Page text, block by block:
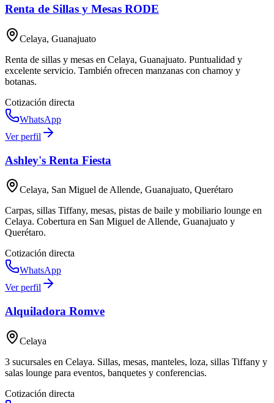
Renta de Sillas y Mesas RODE
Celaya, Guanajuato
Renta de sillas y mesas en Celaya, Guanajuato. Puntualidad y
excelente servicio. También ofrecen manzanas con chamoy y
botanas.
Cotización directa
WhatsApp
Ver perfil
Ashley's Renta Fiesta
Celaya, San Miguel de Allende, Guanajuato, Querétaro
Carpas, sillas Tiffany, mesas, pistas de baile y mobiliario lounge en
Celaya. Cobertura en San Miguel de Allende, Guanajuato y
Querétaro.
Cotización directa
WhatsApp
Ver perfil
Alquiladora Romve
Celaya
3 sucursales en Celaya. Sillas, mesas, manteles, loza, sillas Tiffany y
salas lounge para eventos, banquetes y conferencias.
Cotización directa